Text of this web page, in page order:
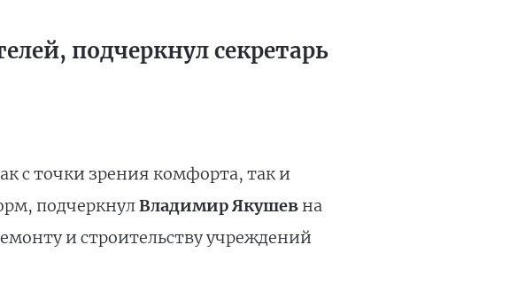
подчеркнул секретарь
с точки зрения комфорта, так и
подчеркнулВладимир Якушевна
и строительству учреждений